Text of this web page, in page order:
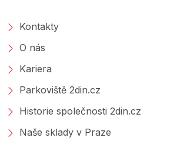
Kontakty
O nás
Kariera
Parkoviště 2din.cz
Historie společnosti 2din.cz
Naše sklady v Praze